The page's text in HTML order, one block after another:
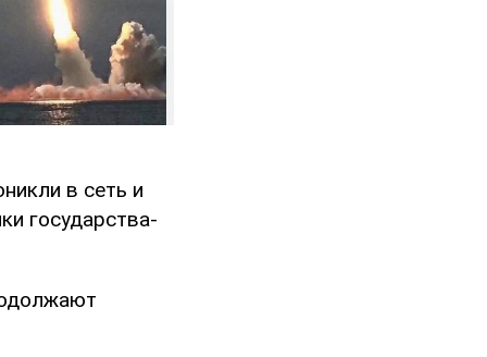
в сеть и
государства-